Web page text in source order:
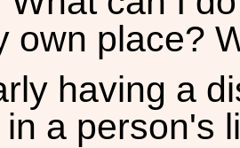
own place?
having a
a person's